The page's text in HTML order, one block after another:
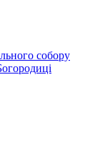
собору